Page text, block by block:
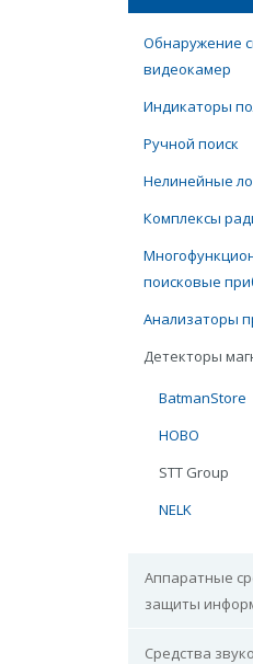
Обнаружение
видеокамер
Индикаторы
Ручной поиск
Нелинейные
Комплексы
поисковые
Анализаторы
Детекторы
BatmanStore
НОВО
STT Group
NELK
Аппаратные
защиты
Средства